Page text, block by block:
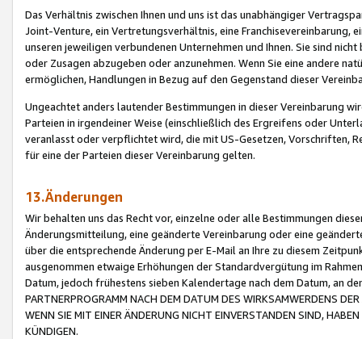
Das Verhältnis zwischen Ihnen und uns ist das unabhängiger
Joint-Venture, ein Vertretungsverhältnis, eine Franchisevereinbarung,
unseren jeweiligen verbundenen Unternehmen und Ihnen. Sie sind
oder Zusagen abzugeben oder anzunehmen. Wenn Sie eine andere
ermöglichen, Handlungen in Bezug auf den Gegenstand dieser
Ungeachtet anders lautender Bestimmungen in dieser Vereinbarung
Parteien in irgendeiner Weise (einschließlich des Ergreifens oder
veranlasst oder verpflichtet wird, die mit US-Gesetzen, Vorschriften,
für eine der Parteien dieser Vereinbarung gelten.
13.Änderungen
Wir behalten uns das Recht vor, einzelne oder alle Bestimmungen
Änderungsmitteilung, eine geänderte Vereinbarung oder eine
über die entsprechende Änderung per E-Mail an Ihre zu diesem
ausgenommen etwaige Erhöhungen der Standardvergütung im
Datum, jedoch frühestens sieben Kalendertage nach dem Datum, an
PARTNERPROGRAMM NACH DEM DATUM DES WIRKSAMWERDENS
WENN SIE MIT EINER ÄNDERUNG NICHT EINVERSTANDEN SIND,
KÜNDIGEN.